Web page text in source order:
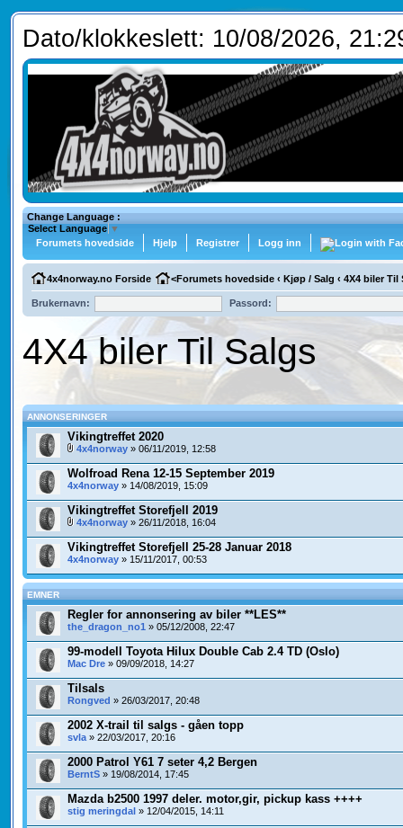
Dato/klokkeslett: 10/08/2026,
Change Language :
Select Language ▼
Forumets hovedside
Hjelp Registrer Logg inn
4x4norway.no Forside <Forumets hovedside ‹ Kjøp / Salg ‹ 4X4 biler Til
Brukernavn: Passord:
4X4 biler Til Salgs
ANNONSERINGER
Vikingtreffet 2020
4x4norway» 06/11/2019, 12:58
Wolfroad Rena 12-15 September 2019
4x4norway» 14/08/2019, 15:09
Vikingtreffet Storefjell 2019
4x4norway» 26/11/2018, 16:04
Vikingtreffet Storefjell 25-28 Januar 2018
4x4norway» 15/11/2017, 00:53
EMNER
Regler for annonsering av biler **LES**
the_dragon_no1 » 05/12/2008, 22:47
99-modell Toyota Hilux Double Cab 2.4 TD (Oslo)
Mac Dre» 09/09/2018, 14:27
Tilsals
Rongved » 26/03/2017, 20:48
2002 X-trail til salgs - gåen topp
svla» 22/03/2017, 20:16
2000 Patrol Y61 7 seter 4,2 Bergen
BerntS» 19/08/2014, 17:45
Mazda b2500 1997 deler. motor,gir, pickup kass ++++
stig meringdal» 12/04/2015, 14:11